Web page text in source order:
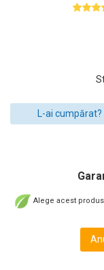
L-ai
Alege acest